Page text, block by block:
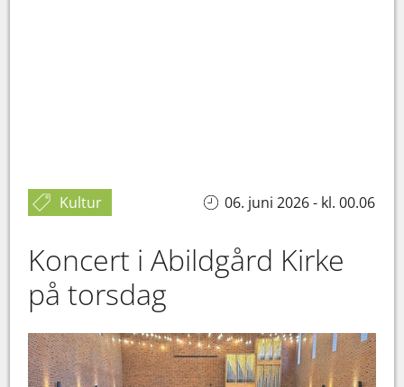
Kultur 06. juni 2026 - kl. 00.06
Koncert i Abildgård Kirke
på torsdag